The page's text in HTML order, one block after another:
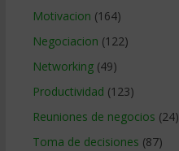
Motivacion (164)
Negociacion (122)
Networking(49)
Productividad (123)
Reuniones de negocios (24)
Toma de decisiones (87)